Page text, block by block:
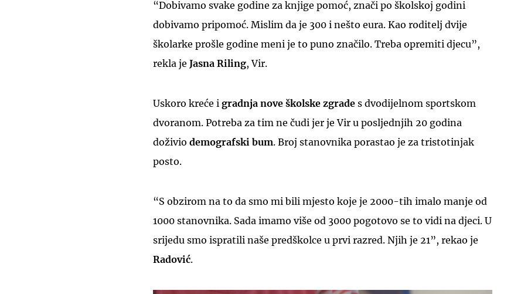
“Dobivamo svake godine za knjige pomoć, znači po školskoj godini
dobivamo pripomoć. Mislim da je 300 i nešto eura. Kao roditelj dvije
školarke prošle godine meni je to puno značilo. Treba opremiti djecu”,
rekla je Jasna Riling, Vir.
Uskoro kreće i gradnja nove školske zgrade s dvodijelnom sportskom
dvoranom. Potreba za tim ne čudi jer je Vir u posljednjih 20 godina
doživio demografski bum. Broj stanovnika porastao je za tristotinjak
posto.
“S obzirom na to da smo mi bili mjesto koje je 2000-tih imalo manje od
1000 stanovnika. Sada imamo više od 3000 pogotovo se to vidi na djeci. U
srijedu smo ispratili naše predškolce u prvi razred. Njih je 21”, rekao je
Radović.